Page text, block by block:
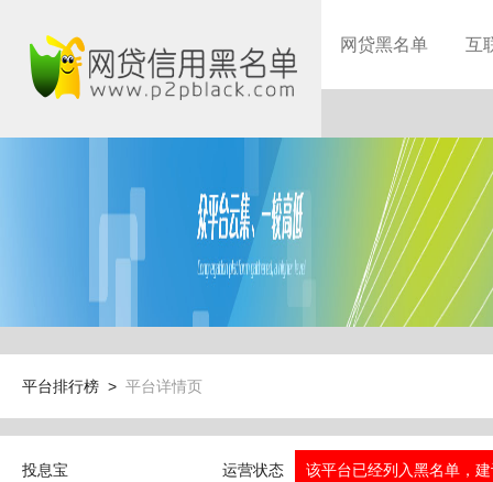
网贷黑名单 互
平台排行榜 > 平台详情页
投息宝 运营状态 该平台已经列入黑名单，